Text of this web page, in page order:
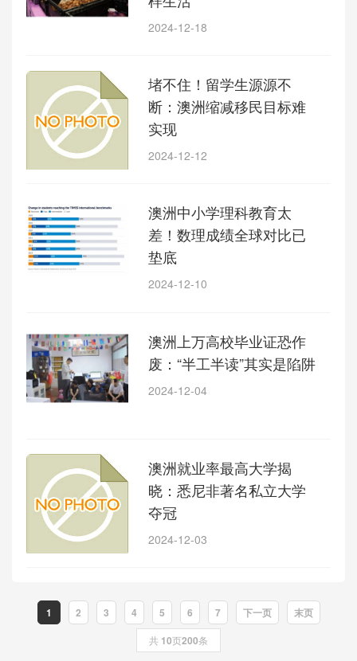
2024-12-18
堵不住！留学生源源不
断：澳洲缩减移民目标难
实现
2024-12-12
澳洲中小学理科教育太
差！数理成绩全球对比已
垫底
2024-12-10
澳洲上万高校毕业证恐作
废：“半工半读”其实是陷阱
2024-12-04
澳洲就业率最高大学揭
晓：悉尼非著名私立大学
夺冠
2024-12-03
1 2 3 4 5 6 7 下一页 末页
共 10页200条